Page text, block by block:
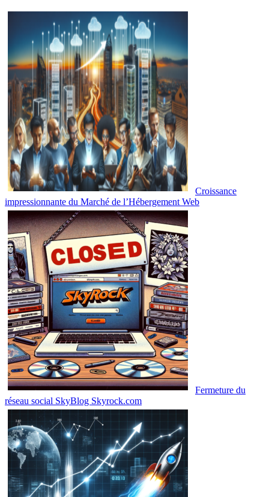
Croissance
impressionnante du Marché de l’Hébergement Web
Fermeture du
réseau social SkyBlog Skyrock.com